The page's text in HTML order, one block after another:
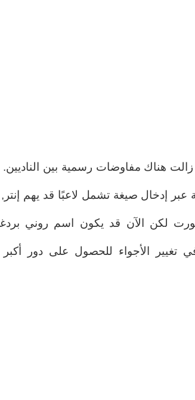
هناك مفاوضات رسمية بين الناديين.
عبر إدخال صيغة تشمل لاعبًا قد يهم
لكن الآن قد يكون اسم روني
تغيير الأجواء للحصول على دور